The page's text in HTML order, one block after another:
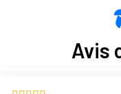
Avis